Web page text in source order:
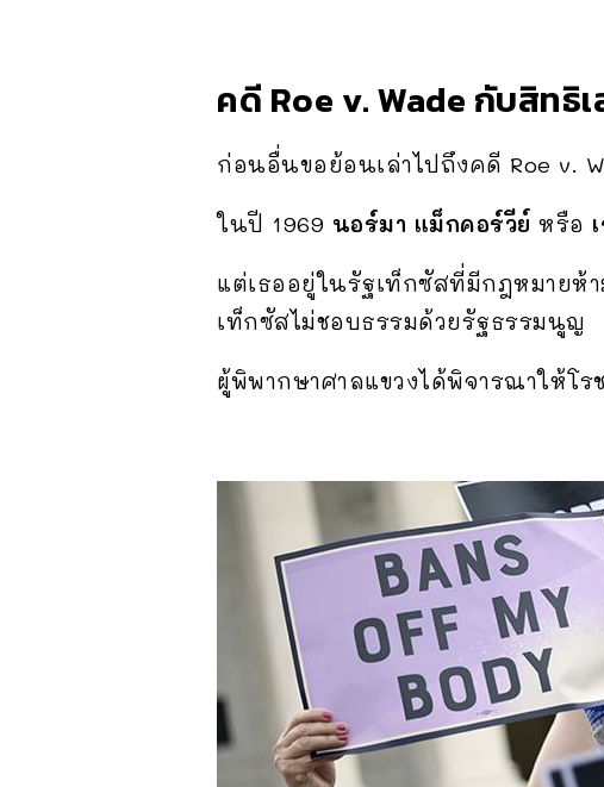
คดี Roe v. Wade กับสิทธิ
ก่อนอื่นขอย้อนเล่าไปถึงคดี Roe v.
ในปี 1969 นอร์มา แม็กคอร์วีย์ หรือ
แต่เธออยู่ในรัฐเท็กซัสที่มีกฎหมายห้
เท็กซัสไม่ชอบธรรมด้วยรัฐธรรมนูญ
ผู้พิพากษาศาลแขวงได้พิจารณาให้